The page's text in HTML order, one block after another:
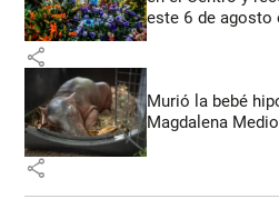
este 6 de agosto
share
Murió la bebé
Magdalena Medio
share